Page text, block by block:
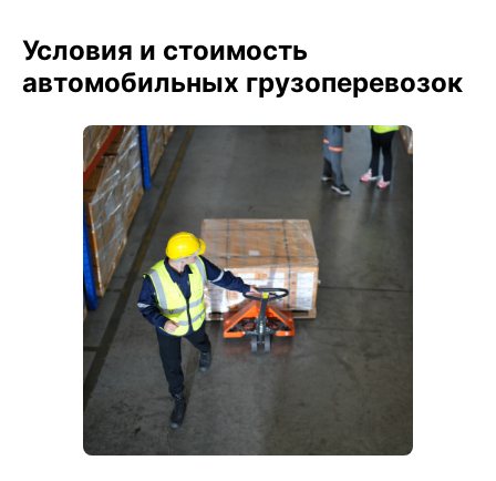
Условия и стоимость
автомобильных грузоперевозок